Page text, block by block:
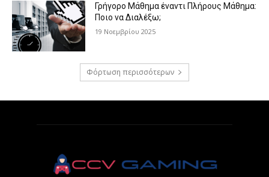
Γρήγορο Μάθημα έναντι Πλήρους Μάθημα:
Ποιο να Διαλέξω;
19 Νοεμβρίου 2025
Φόρτωση περισσότερων